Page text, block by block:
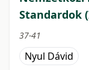
Standardok
37-41
Nyul Dávid